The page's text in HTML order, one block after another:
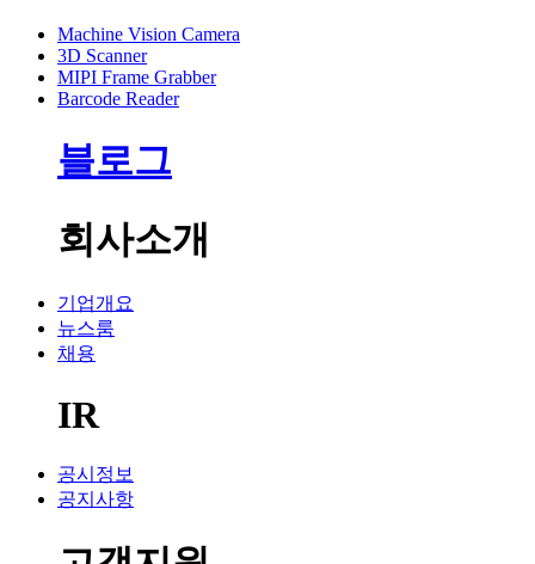
Machine Vision Camera
3D Scanner
MIPI Frame Grabber
Barcode Reader
블로그
회사소개
기업개요
뉴스룸
채용
IR
공시정보
공지사항